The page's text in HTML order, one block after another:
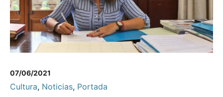
07/06/2021
Cultura, Noticias, Portada